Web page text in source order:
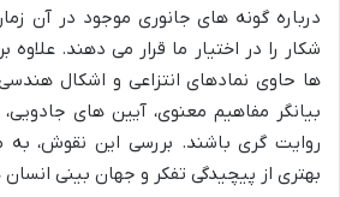
درباره گونه های جانوری موجود در آن
شکار را در اختیار ما قرار می دهند. علاوه
ها حاوی نمادهای انتزاعی و اشکال
بیانگر مفاهیم معنوی، آیین های جادویی،
روایت گری باشند. بررسی این نقوش،
بهتری از پیچیدگی تفکر و جهان بینی انسان